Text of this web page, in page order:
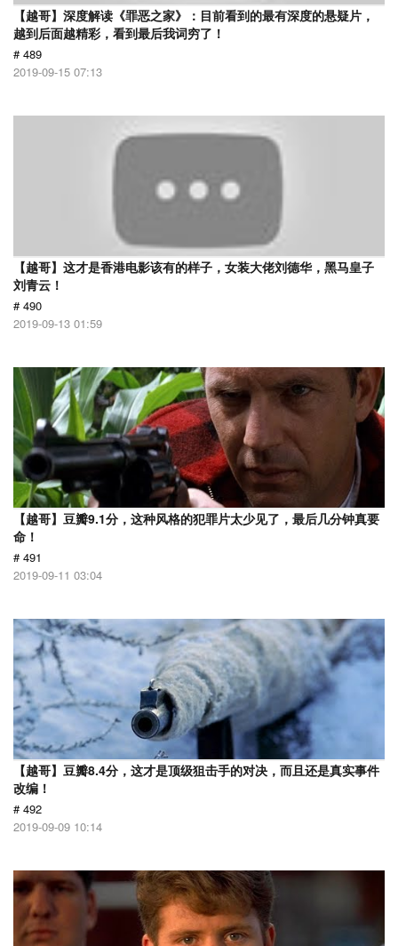
【越哥】深度解读《罪恶之家》：目前看到的最有深度的悬疑片，
越到后面越精彩，看到最后我词穷了！
# 489
2019-09-15 07:13
【越哥】这才是香港电影该有的样子，女装大佬刘德华，黑马皇子
刘青云！
# 490
2019-09-13 01:59
【越哥】豆瓣9.1分，这种风格的犯罪片太少见了，最后几分钟真要
命！
# 491
2019-09-11 03:04
【越哥】豆瓣8.4分，这才是顶级狙击手的对决，而且还是真实事件
改编！
# 492
2019-09-09 10:14